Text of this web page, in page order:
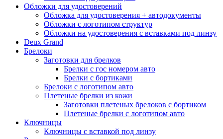
Обложки для удостоверений
Обложка для удостоверения + автодокументы
Обложки с логотипом структур
Обложки на удостоверения с вставками под линзу
Deux Grand
Брелоки
Заготовки для брелков
Брелки с гос номером авто
Брелки с бортиками
Брелоки с логотипом авто
Плетеные брелки из кожи
Заготовки плетеных брелоков с бортиком
Плетеные брелки с логотипом авто
Ключницы
Ключницы с вставкой под линзу